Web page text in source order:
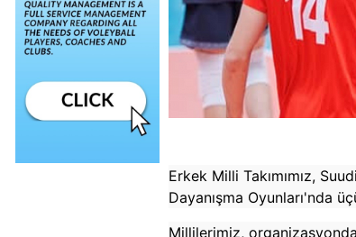
Erkek Milli Takımımız,
Dayanışma Oyunları'nda
Millilerimiz,